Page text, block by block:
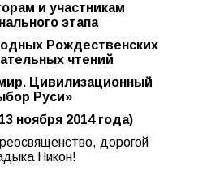
и участникам
этапа
Рождественских
чтений
Цивилизационный
Руси»
ноября 2014 года)
ство, дорогой
Никон!